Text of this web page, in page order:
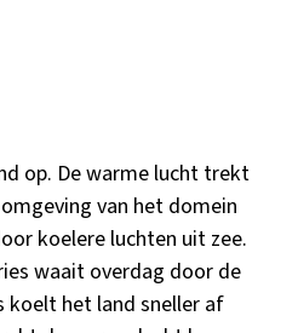
op. De warme lucht trekt
van het domein
koelere luchten uit zee.
waait overdag door de
koelt het land sneller af